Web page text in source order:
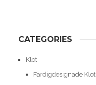
CATEGORIES
Klot
Färdigdesignade Klot